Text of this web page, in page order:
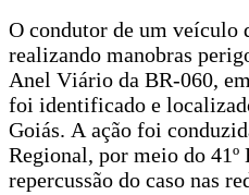
O condutor de um veículo
realizando manobras
Anel Viário da BR-060,
foi identificado e
Goiás. A ação foi
Regional, por meio do 41º
repercussão do caso nas